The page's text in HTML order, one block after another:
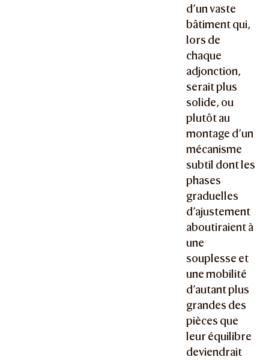
d’un vaste
bâtiment qui,
lors de
chaque
adjonction,
serait plus
solide, ou
plutôt au
montage d’un
mécanisme
subtil dont les
phases
graduelles
d’ajustement
aboutiraient à
une
souplesse et
une mobilité
d’autant plus
grandes des
pièces que
leur équilibre
deviendrait